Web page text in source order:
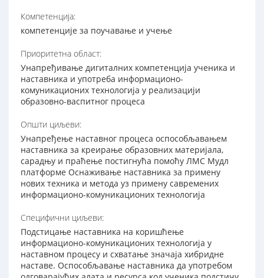
Компетенција:
компетенције за поучавање и учење
Приоритетна област:
Унапређивање дигиталних компетенција ученика и
наставника и употреба информационо-
комуникационих технологија у реализацији
образовно-васпитног процеса
Општи циљеви:
Унапређење наставног процеса оспособљавањем
наставника за креирање образовних материјала,
сарадњу и праћење постигнућа помоћу ЛМС Мудл
платформе Оснаживање наставника за примену
нових техника и метода уз примену савремених
информационо-комуникационих технологија
Специфични циљеви:
Подстицање наставника на коришћење
информационо-комуникационих технологија у
наставном процесу и схватање значаја хибридне
наставе. Оспособљавање наставника да употребом